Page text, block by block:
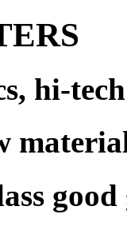
hi-tech
good